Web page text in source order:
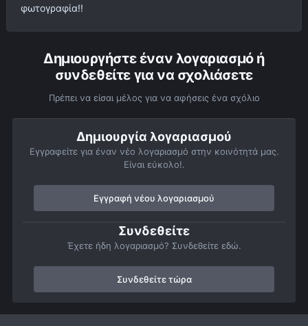
φωτογραφία!!
Δημιουργήστε έναν λογαριασμό ή
συνδεθείτε για να σχολιάσετε
Πρέπει να είσαι μέλος για να αφήσεις ένα σχόλιο
Δημιουργία λογαριασμού
Εγγραφείτε για έναν νέο λογαριασμό στην κοινότητά μας.
Είναι εύκολο!.
Εγγραφή νέου λογαριασμού
Συνδεθείτε
Έχετε ήδη λογαριασμό? Συνδεθείτε εδώ.
Συνδεθείτε τώρα